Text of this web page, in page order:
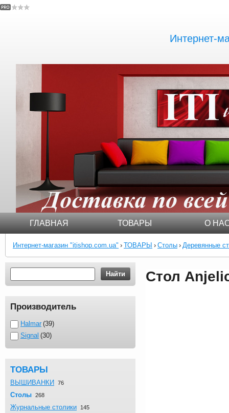
Интернет-
ГЛАВНАЯ ТОВАРЫ О
Интернет-магазин "itishop.com.ua" › ТОВАРЫ › Столы › Деревянные
Найти
Производитель
Halmar 39
Signal 30
ТОВАРЫ
ВЫШИВАНКИ 76
Столы 268
Журнальныe столики 145
Стол